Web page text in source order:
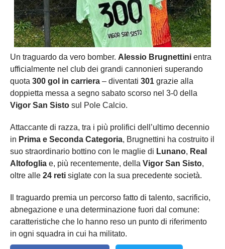
Un traguardo da vero bomber. Alessio Brugnettini entra
ufficialmente nel club dei grandi cannonieri superando
quota 300 gol in carriera – diventati 301 grazie alla
doppietta messa a segno sabato scorso nel 3-0 della
Vigor San Sisto sul Pole Calcio.
Attaccante di razza, tra i più prolifici dell’ultimo decennio
in Prima e Seconda Categoria, Brugnettini ha costruito il
suo straordinario bottino con le maglie di Lunano, Real
Altofoglia e, più recentemente, della Vigor San Sisto,
oltre alle 24 reti siglate con la sua precedente società.
Il traguardo premia un percorso fatto di talento, sacrificio,
abnegazione e una determinazione fuori dal comune:
caratteristiche che lo hanno reso un punto di riferimento
in ogni squadra in cui ha militato.